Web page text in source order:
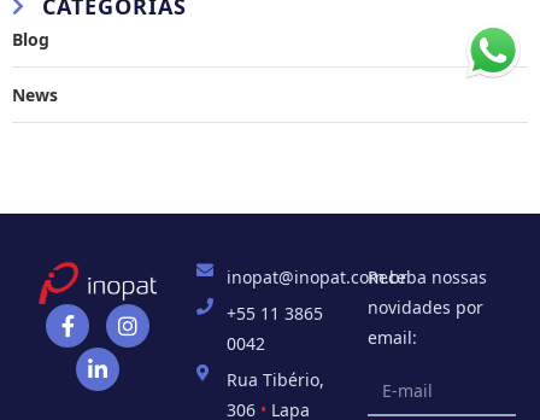
CATEGORIAS
Blog
News
inopat@inopat.com.br
+55 11 3865
0042
Rua Tibério,
306 • Lapa
Receba nossas
novidades por
email: